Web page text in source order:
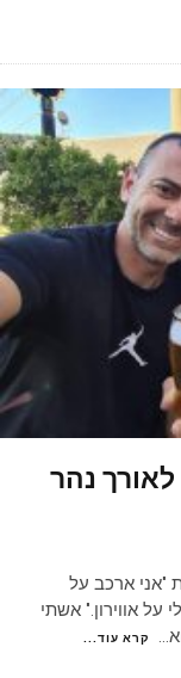
נהר
"אני ארכב על
על אווירון." אשתי
... קרא עוד...